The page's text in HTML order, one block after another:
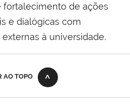
fortalecimento de ações
e dialógicas com
à universidade.
AO TOPO